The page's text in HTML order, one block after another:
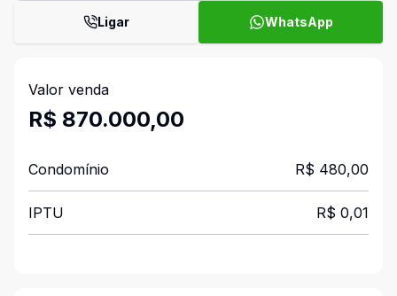
Ligar WhatsApp
Valor venda
R$ 870.000,00
Condomínio R$ 480,00
IPTU R$ 0,01